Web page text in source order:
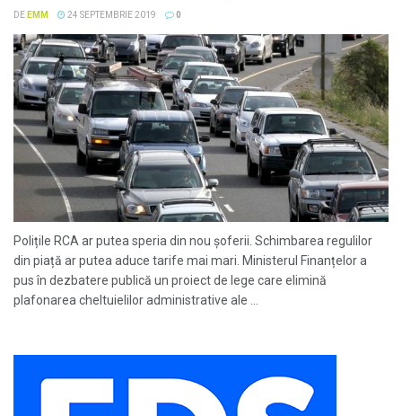
DE EMM 24 SEPTEMBRIE 2019 0
Polițile RCA ar putea speria din nou șoferii. Schimbarea regulilor
din piață ar putea aduce tarife mai mari. Ministerul Finanțelor a
pus în dezbatere publică un proiect de lege care elimină
plafonarea cheltuielilor administrative ale ...